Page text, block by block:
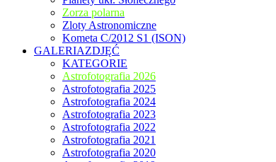
Zorza polarna
Zloty Astronomiczne
Kometa C/2012 S1 (ISON)
GALERIAZDJĘĆ
KATEGORIE
Astrofotografia 2026
Astrofotografia 2025
Astrofotografia 2024
Astrofotografia 2023
Astrofotografia 2022
Astrofotografia 2021
Astrofotografia 2020